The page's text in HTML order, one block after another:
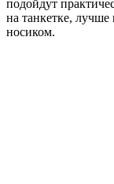
подойдут
на танкетке,
носиком.